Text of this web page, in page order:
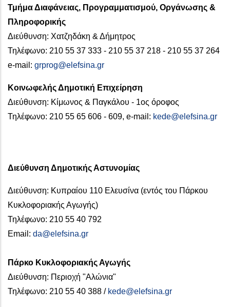
Τμήμα Διαφάνειας, Προγραμματισμού, Οργάνωσης &
Πληροφορικής
Διεύθυνση: Χατζηδάκη & Δήμητρος
Τηλέφωνο: 210 55 37 333 - 210 55 37 218 - 210 55 37 264
e-mail: grprog@elefsina.gr
Κοινωφελής Δημοτική Επιχείρηση
Διεύθυνση: Κίμωνος & Παγκάλου - 1ος όροφος
Τηλέφωνο: 210 55 65 606 - 609, e-mail: kede@elefsina.gr
Διεύθυνση Δημοτικής Αστυνομίας
Διεύθυνση: Κυπραίου 110 Ελευσίνα (εντός του Πάρκου
Κυκλοφοριακής Αγωγής)
Τηλέφωνο: 210 55 40 792
Email: da@elefsina.gr
Πάρκο Κυκλοφοριακής Αγωγής
Διεύθυνση: Περιοχή "Αλώνια"
Τηλέφωνο: 210 55 40 388 / kede@elefsina.gr